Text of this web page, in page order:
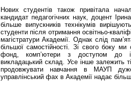
Нових студентів також привітала
кандидат педагогічних наук, доцент
більше випускників технікумів
студенти після отримання освітньо-
магістратури Академії. Однак слід
більшої самостійності. Зі свого боку
фонд, комп’ютери з доступом до
викладацький склад. Усе інше залежить
продовжувати навчання в МАУП
управлінський фах в Академії надає